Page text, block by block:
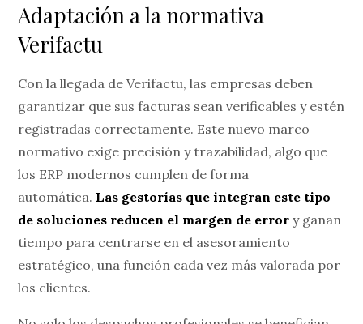
Adaptación a la normativa
Verifactu
Con la llegada de Verifactu, las empresas deben
garantizar que sus facturas sean verificables y estén
registradas correctamente. Este nuevo marco
normativo exige precisión y trazabilidad, algo que
los ERP modernos cumplen de forma
automática. Las gestorías que integran este tipo
de soluciones reducen el margen de error y ganan
tiempo para centrarse en el asesoramiento
estratégico, una función cada vez más valorada por
los clientes.